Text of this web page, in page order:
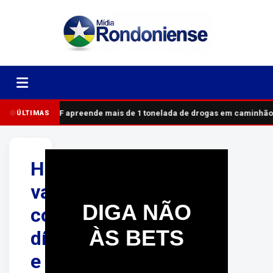
ÚLTIMASPRF apreende mais de 1 tonelada de drogas em caminhão
Homem
vai
cobrar
dívida
e
DIGA NÃO
ÀS BETS